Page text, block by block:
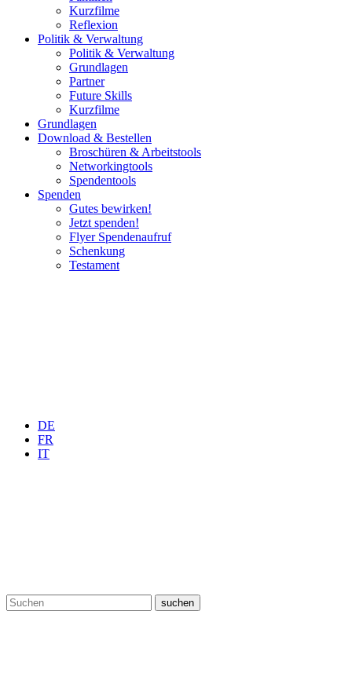
Kurzfilme
Reflexion
Politik & Verwaltung
Politik & Verwaltung
Grundlagen
Partner
Future Skills
Kurzfilme
Grundlagen
Download & Bestellen
Broschüren & Arbeitstools
Networkingtools
Spendentools
Spenden
Gutes bewirken!
Jetzt spenden!
Flyer Spendenaufruf
Schenkung
Testament
DE
FR
IT
suchen